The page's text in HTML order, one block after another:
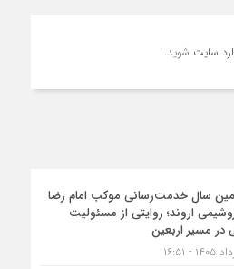
سایت شوید.
سال خدمت‌رسانی موکب امام رضا
اروند؛ روایتی از مسئولیت
در مسیر اربعین